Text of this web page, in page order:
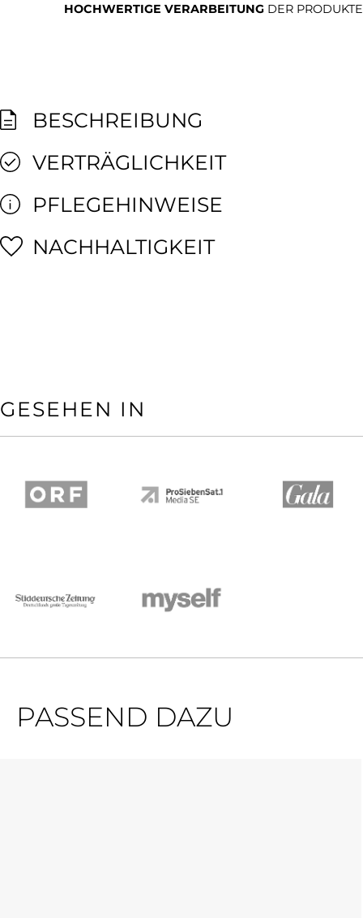
HOCHWERTIGE VERARBEITUNG DER PRODUKTE
BESCHREIBUNG
VERTRÄGLICHKEIT
PFLEGEHINWEISE
NACHHALTIGKEIT
GESEHEN IN
PASSEND DAZU